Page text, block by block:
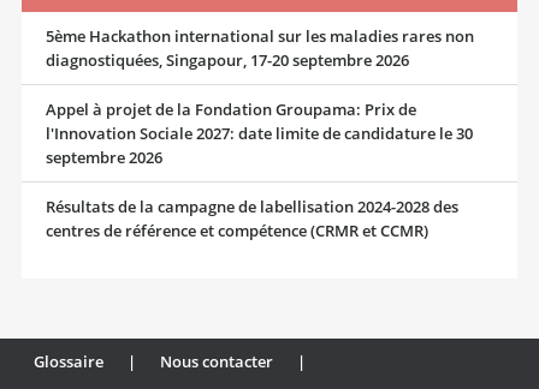
5ème Hackathon international sur les maladies rares non
diagnostiquées, Singapour, 17-20 septembre 2026
Appel à projet de la Fondation Groupama: Prix de
l'Innovation Sociale 2027: date limite de candidature le 30
septembre 2026
Résultats de la campagne de labellisation 2024-2028 des
centres de référence et compétence (CRMR et CCMR)
Glossaire | Nous contacter |